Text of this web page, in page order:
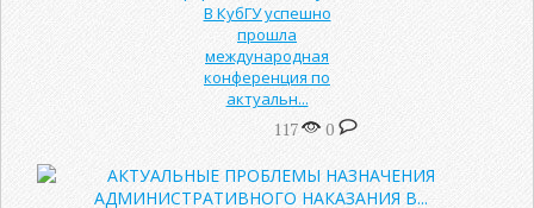
В КубГУ успешно
прошла
международная
конференция по
актуальн...
117 0